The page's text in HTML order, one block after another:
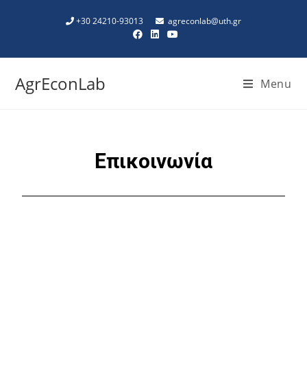
+30 24210-93013 agreconlab@uth.gr
AgrEconLab Menu
Επικοινωνία